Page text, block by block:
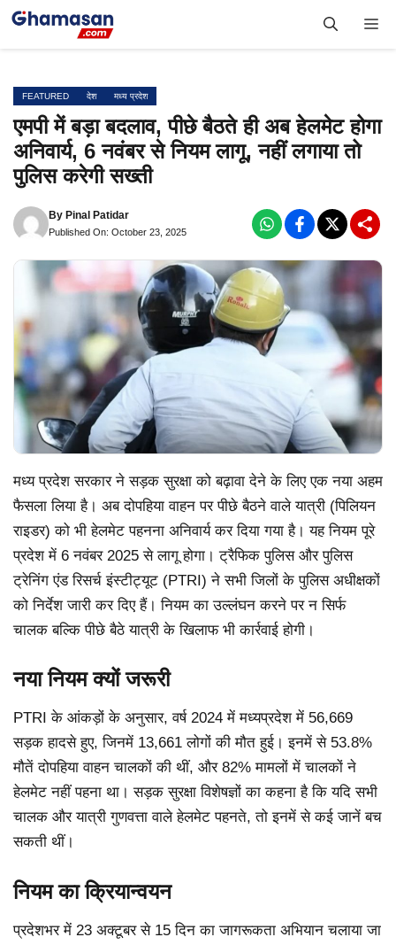
Skip
FEATURED देश मध्य प्रदेश
एमपी में बड़ा बदलाव, पीछे बैठते ही अब हेलमेट होगा
अनिवार्य, 6 नवंबर से नियम लागू, नहीं लगाया तो
पुलिस करेगी सख्ती
By Pinal Patidar
Published On: October 23, 2025
मध्य प्रदेश सरकार ने सड़क सुरक्षा को बढ़ावा देने के लिए एक नया अहम
फैसला लिया है। अब दोपहिया वाहन पर पीछे बैठने वाले यात्री (पिलियन
राइडर) को भी हेलमेट पहनना अनिवार्य कर दिया गया है। यह नियम पूरे
प्रदेश में 6 नवंबर 2025 से लागू होगा। ट्रैफिक पुलिस और पुलिस
ट्रेनिंग एंड रिसर्च इंस्टीट्यूट (PTRI) ने सभी जिलों के पुलिस अधीक्षकों
को निर्देश जारी कर दिए हैं। नियम का उल्लंघन करने पर न सिर्फ
चालक बल्कि पीछे बैठे यात्री के खिलाफ भी कार्रवाई होगी।
नया नियम क्यों जरूरी
PTRI के आंकड़ों के अनुसार, वर्ष 2024 में मध्यप्रदेश में 56,669
सड़क हादसे हुए, जिनमें 13,661 लोगों की मौत हुई। इनमें से 53.8%
मौतें दोपहिया वाहन चालकों की थीं, और 82% मामलों में चालकों ने
हेलमेट नहीं पहना था। सड़क सुरक्षा विशेषज्ञों का कहना है कि यदि सभी
चालक और यात्री गुणवत्ता वाले हेलमेट पहनते, तो इनमें से कई जानें बच
सकती थीं।
नियम का क्रियान्वयन
प्रदेशभर में 23 अक्टूबर से 15 दिन का जागरूकता अभियान चलाया जा